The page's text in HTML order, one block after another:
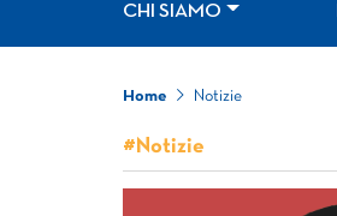
CHI SIAMO
Home Notizie
#Notizie